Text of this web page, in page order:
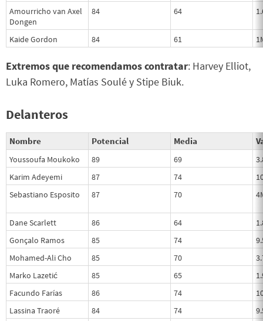
Amourricho van Axel
Dongen
84 64
Kaide Gordon 84 61
Extremos que recomendamos contratar: Harvey Elliot,
Luka Romero, Matías Soulé y Stipe Biuk.
Delanteros
Nombre Potencial Media
Youssoufa Moukoko 89 69
Karim Adeyemi
87 74
Sebastiano Esposito
87 70
Dane Scarlett 86 64
Gonçalo Ramos
85 74
Mohamed-Ali Cho
85 70
Marko Lazetić
85 65
Facundo Farías
86 74
Lassina Traoré
84 74